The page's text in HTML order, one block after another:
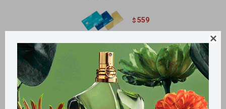

$ 559
Métodos y costos de envío
Retiros gratuitos en tiendas